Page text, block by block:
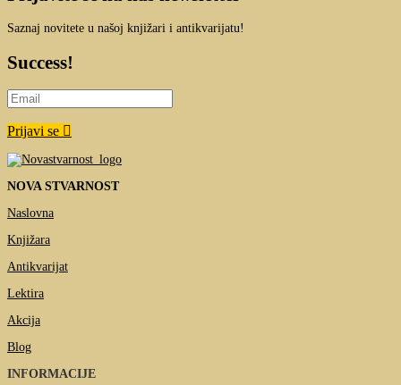
Saznaj novitete u našoj knjižari i antikvarijatu!
Success!
Prijavi se
NOVA STVARNOST
Naslovna
Knjižara
Antikvarijat
Lektira
Akcija
Blog
INFORMACIJE